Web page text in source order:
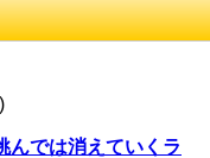
んでは消えていくラ